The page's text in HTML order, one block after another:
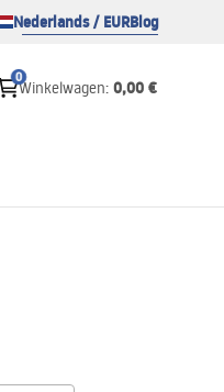
Nederlands / EURBlog
0
Winkelwagen: 0,00 €